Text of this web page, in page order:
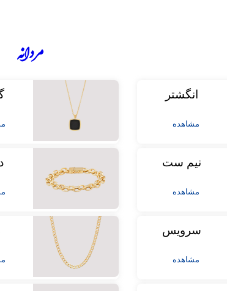
انگشتر
مشاهده
نیم ست
مشاهده
سرویس
مشاهده
مردانه